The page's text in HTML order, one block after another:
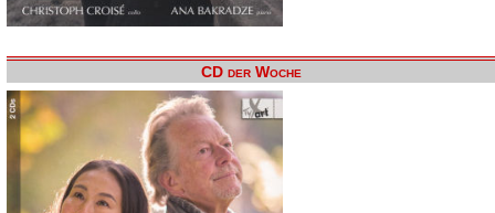
CD der Woche